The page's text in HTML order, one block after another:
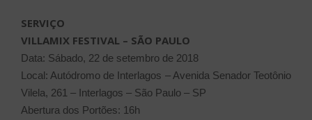
SERVIÇO
VILLAMIX FESTIVAL – SÃO PAULO
Data: Sábado, 22 de setembro de 2018
Local: Autódromo de Interlagos – Avenida Senador Teotônio
Vilela, 261 – Interlagos – São Paulo – SP
Abertura dos Portões: 16h